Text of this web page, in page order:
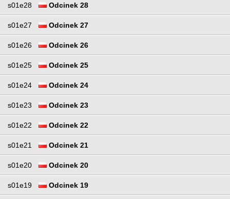
s01e28 Odcinek 28
s01e27 Odcinek 27
s01e26 Odcinek 26
s01e25 Odcinek 25
s01e24 Odcinek 24
s01e23 Odcinek 23
s01e22 Odcinek 22
s01e21 Odcinek 21
s01e20 Odcinek 20
s01e19 Odcinek 19